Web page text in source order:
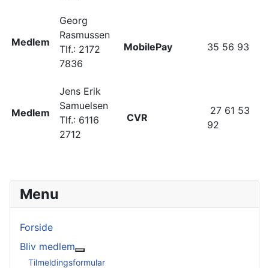
Medlem
Georg
Rasmussen
Tlf.: 2172
7836
MobilePay 35 56 93
Medlem
Jens Erik
Samuelsen
Tlf.: 6116
2712
CVR
27 61 53
92
Menu
Forside
Bliv medlem
Mere om: Bliv medlem
Tilmeldingsformular